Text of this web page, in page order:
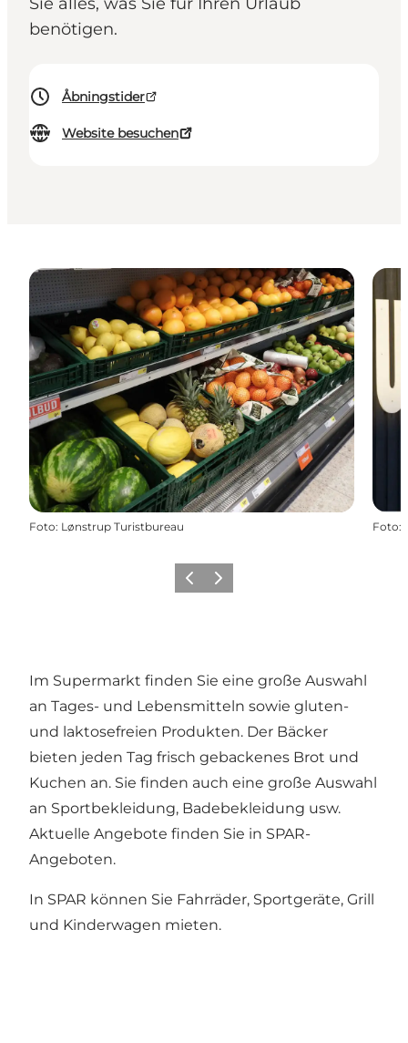
Sie alles, was Sie für Ihren Urlaub
benötigen.
Åbningstider
Website besuchen
Foto: Lønstrup Turistbureau Foto:
ZurückWeiter
Im Supermarkt finden Sie eine große Auswahl
an Tages- und Lebensmitteln sowie gluten-
und laktosefreien Produkten. Der Bäcker
bieten jeden Tag frisch gebackenes Brot und
Kuchen an. Sie finden auch eine große Auswahl
an Sportbekleidung, Badebekleidung usw.
Aktuelle Angebote finden Sie in SPAR-
Angeboten.
In SPAR können Sie Fahrräder, Sportgeräte, Grill
und Kinderwagen mieten.